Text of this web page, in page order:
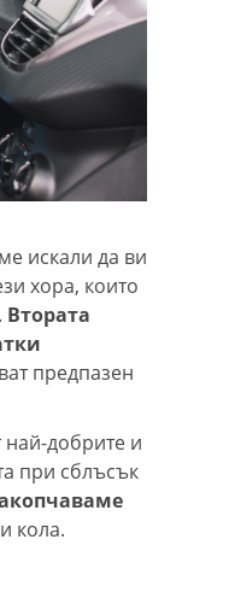
искали да ви
хора, които
Втората
предпазен
добрите и
при сблъсък
кола.